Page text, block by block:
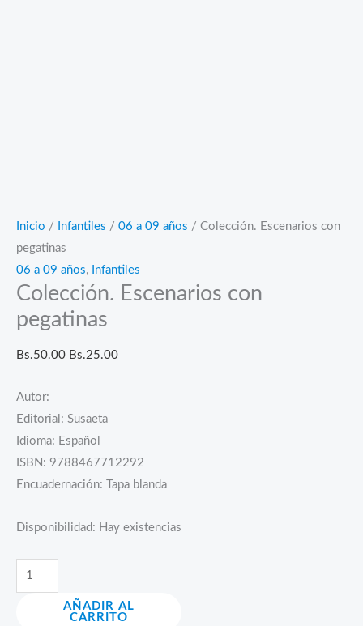
Inicio / Infantiles / 06 a 09 años / Colección. Escenarios con
pegatinas
06 a 09 años, Infantiles
Colección. Escenarios con
pegatinas
Bs.50.00 El
era:
Bs.50.00.
Bs.25.00El
Autor:
Editorial: Susaeta
Idioma: Español
ISBN: 9788467712292
Encuadernación: Tapa blanda
Disponibilidad: Hay existencias
Colección.
Escenarios
AÑADIR AL
CARRITO